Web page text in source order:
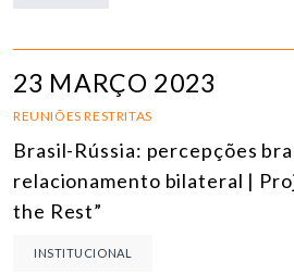
23 MARÇO 2023
REUNIÕES RESTRITAS
Brasil-Rússia: percepções
relacionamento bilateral |
the Rest”
INSTITUCIONAL